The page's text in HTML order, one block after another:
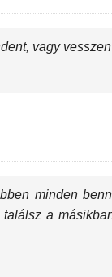
vagy
minden
a